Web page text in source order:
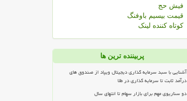
فیش حج
قیمت بیسیم باوفنگ
کوتاه کننده لینک
پربیننده ترین ها
آشنایی با سبد سرمایه گذاری دیجیتال ویپاد از صندوق های
درآمد ثابت تا سرمایه گذاری در طلا
دو سناریوی مهم برای بازار سهام تا انتهای سال